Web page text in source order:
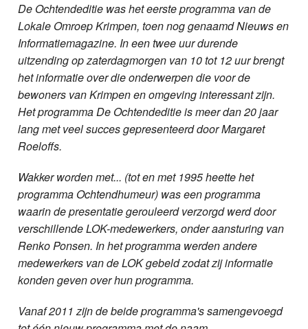
De Ochtendeditie was het eerste programma van de
Lokale Omroep Krimpen, toen nog genaamd Nieuws en
Informatiemagazine. In een twee uur durende
uitzending op zaterdagmorgen van 10 tot 12 uur brengt
het informatie over die onderwerpen die voor de
bewoners van Krimpen en omgeving interessant zijn.
Het programma De Ochtendeditie is meer dan 20 jaar
lang met veel succes gepresenteerd door Margaret
Roeloffs.
Wakker worden met... (tot en met 1995 heette het
programma Ochtendhumeur) was een programma
waarin de presentatie gerouleerd verzorgd werd door
verschillende LOK-medewerkers, onder aansturing van
Renko Ponsen. In het programma werden andere
medewerkers van de LOK gebeld zodat zij informatie
konden geven over hun programma.
Vanaf 2011 zijn de beide programma's samengevoegd